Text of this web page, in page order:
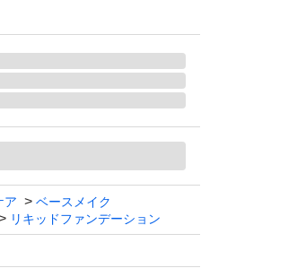
ア
ベースメイク
リキッドファンデーション